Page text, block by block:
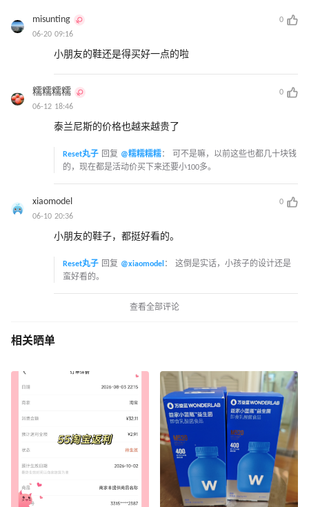
misunting
0
06-20 09:16
小朋友的鞋还是得买好一点的啦
糯糯糯糯
0
06-12 18:46
泰兰尼斯的价格也越来越贵了
Reset丸子 回复 @糯糯糯糯：
可不是嘛，以前这些也都几十块钱
的，现在都是活动价买下来还要小100多。
xiaomodel
0
06-10 20:36
小朋友的鞋子，都挺好看的。
Reset丸子 回复 @xiaomodel ： 这倒是实话，小孩子的设计还是
蛮好看的。
查看全部评论
相关晒单